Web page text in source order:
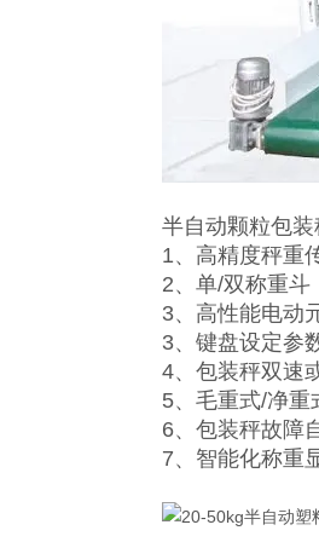
半自动颗粒包
1、高精度秤重
2、单/双称重斗
3、高性能电动
3、键盘设定参
4、包装秤双速
5、毛重式/净重
6、包装秤故障
7、智能化称重